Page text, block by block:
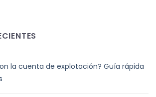
la cuenta de explotación? Guía rápida